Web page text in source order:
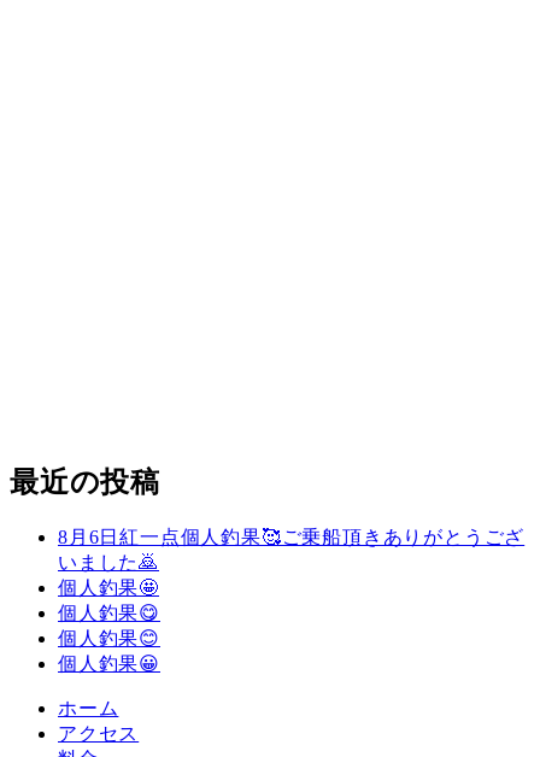
最近の投稿
8月6日紅一点個人釣果🥰ご乗船頂きありがとうござ
いました🙇
個人釣果🤩
個人釣果😋
個人釣果😊
個人釣果😀
ホーム
アクセス